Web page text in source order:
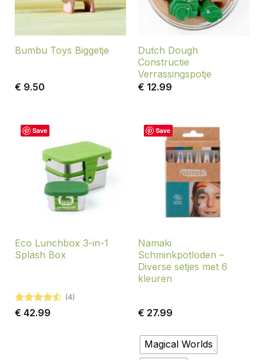
Bumbu Toys Biggetje
€ 9.50
Dutch Dough
Constructie
Verrassingspotje
€ 12.99
Save
Eco Lunchbox 3-in-1
Splash Box
Gewaardeerd
(4)
€ 42.99
Save
Namaki
Schminkpotloden –
Diverse setjes met 6
kleuren
€ 27.99
Magical Worlds